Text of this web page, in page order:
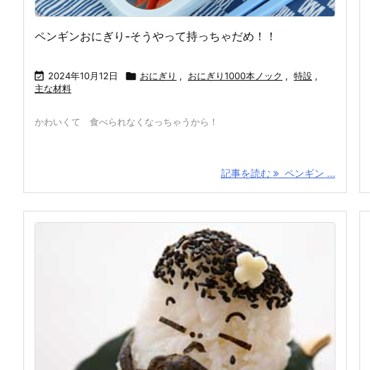
ペンギンおにぎり-そうやって持っちゃだめ！！
 2024年10月12日  おにぎり , おにぎり1000本ノック , 特設 ,
主な材料
かわいくて 食べられなくなっちゃうから！
記事を読む ペンギン ...